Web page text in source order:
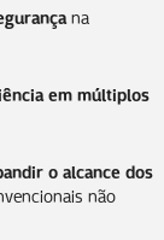
na
em múltiplos
o alcance dos
não